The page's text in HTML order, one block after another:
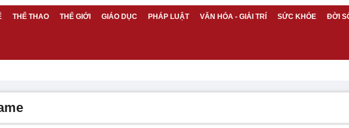
THỂ THAO THẾ GIỚI GIÁO DỤC PHÁP LUẬT VĂN HÓA - GIẢI TRÍ SỨC KHỎE ĐỜI